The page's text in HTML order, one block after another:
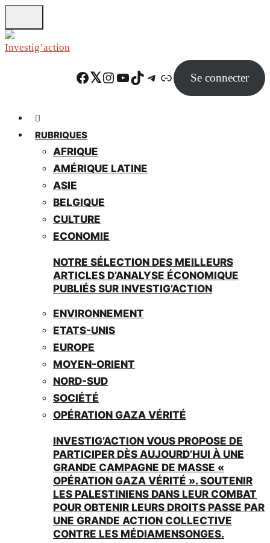
to
main
Facebook Twitter Instagram YouTube TikTok Telegram Lien Se connecter
RUBRIQUES
AFRIQUE
AMÉRIQUE LATINE
ASIE
BELGIQUE
CULTURE
ECONOMIE
NOTRE SÉLECTION DES MEILLEURS
ARTICLES D’ANALYSE ÉCONOMIQUE
PUBLIÉS SUR INVESTIG’ACTION
ENVIRONNEMENT
ETATS-UNIS
EUROPE
MOYEN-ORIENT
NORD-SUD
SOCIÉTÉ
OPÉRATION GAZA VÉRITÉ
INVESTIG’ACTION VOUS PROPOSE DE
PARTICIPER DÈS AUJOURD’HUI À UNE
GRANDE CAMPAGNE DE MASSE «
OPÉRATION GAZA VÉRITÉ ». SOUTENIR
LES PALESTINIENS DANS LEUR COMBAT
POUR OBTENIR LEURS DROITS PASSE PAR
UNE GRANDE ACTION COLLECTIVE
CONTRE LES MÉDIAMENSONGES.